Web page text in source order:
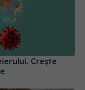
Crește